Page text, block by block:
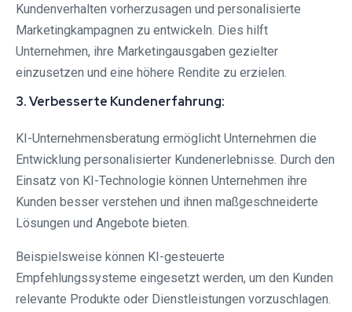
Kundenverhalten vorherzusagen und personalisierte
Marketingkampagnen zu entwickeln. Dies hilft
Unternehmen, ihre Marketingausgaben gezielter
einzusetzen und eine höhere Rendite zu erzielen.
3. Verbesserte Kundenerfahrung:
KI-Unternehmensberatung ermöglicht Unternehmen die
Entwicklung personalisierter Kundenerlebnisse. Durch den
Einsatz von KI-Technologie können Unternehmen ihre
Kunden besser verstehen und ihnen maßgeschneiderte
Lösungen und Angebote bieten.
Beispielsweise können KI-gesteuerte
Empfehlungssysteme eingesetzt werden, um den Kunden
relevante Produkte oder Dienstleistungen vorzuschlagen.